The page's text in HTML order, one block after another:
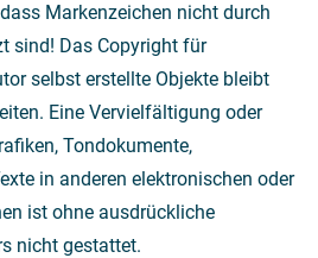
Markenzeichen nicht durch
sind! Das Copyright für
selbst erstellte Objekte bleibt
Eine Vervielfältigung oder
Tondokumente,
in anderen elektronischen oder
ist ohne ausdrückliche
nicht gestattet.